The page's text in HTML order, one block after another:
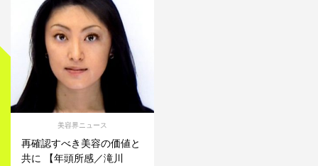
美容界ニュース
再確認すべき美容の価値と
共に 【年頭所感／滝川